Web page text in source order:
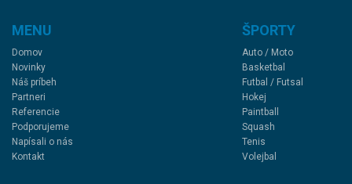
MENU
Domov
Novinky
Náš príbeh
Partneri
Referencie
Podporujeme
Napísali o nás
Kontakt
ŠPORTY
Auto / Moto
Basketbal
Futbal / Futsal
Hokej
Paintball
Squash
Tenis
Volejbal